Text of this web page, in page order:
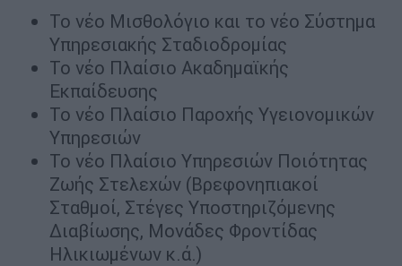
Το νέο Μισθολόγιο και το νέο Σύστημα
Υπηρεσιακής Σταδιοδρομίας
Το νέο Πλαίσιο Ακαδημαϊκής
Εκπαίδευσης
Το νέο Πλαίσιο Παροχής Υγειονομικών
Υπηρεσιών
Το νέο Πλαίσιο Υπηρεσιών Ποιότητας
Ζωής Στελεχών (Βρεφονηπιακοί
Σταθμοί, Στέγες Υποστηριζόμενης
Διαβίωσης, Μονάδες Φροντίδας
Ηλικιωμένων κ.ά.)